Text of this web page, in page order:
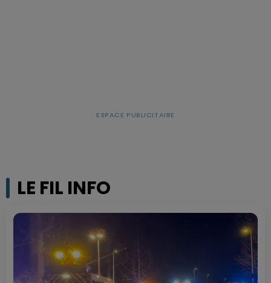
LE FIL INFO